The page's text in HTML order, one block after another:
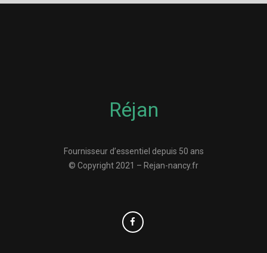
Réjan
Fournisseur d’essentiel depuis 50 ans
© Copyright 2021 – Rejan-nancy.fr